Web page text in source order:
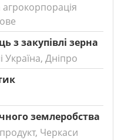
з закупівлі зерна
Дніпро
землеробства
Черкаси